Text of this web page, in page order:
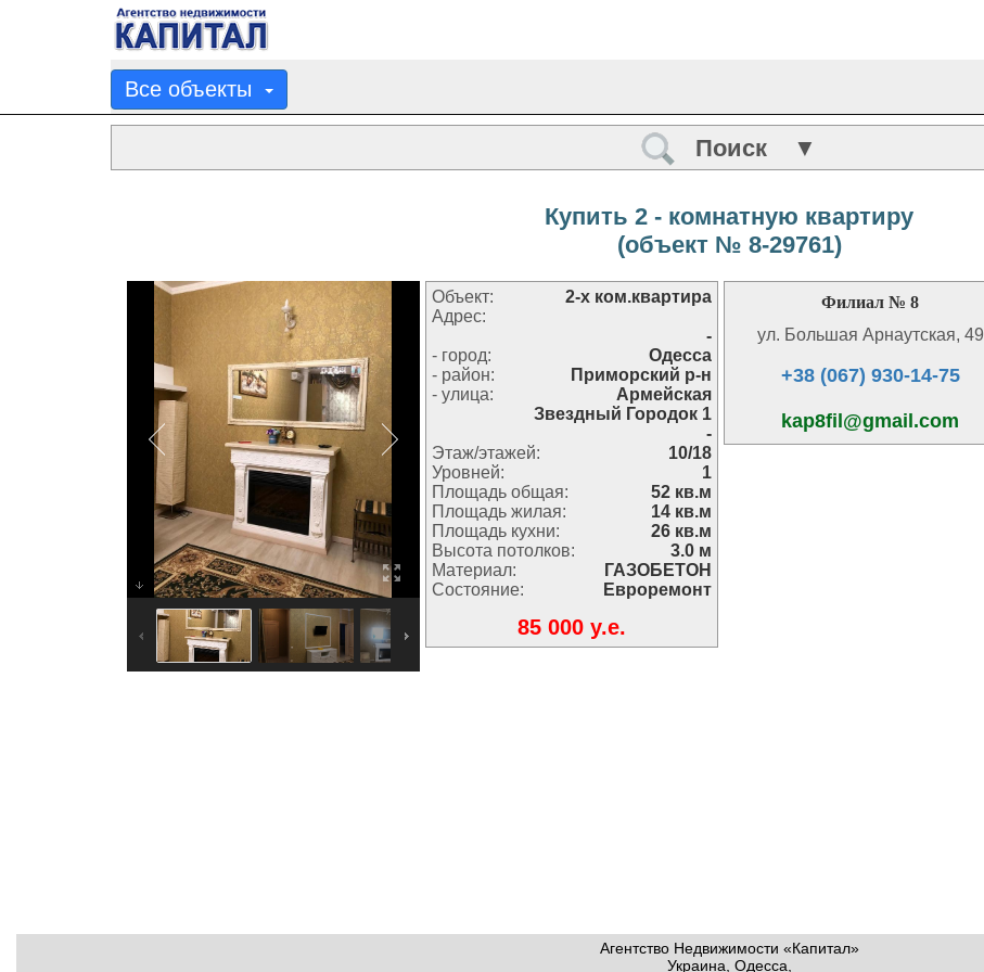
Все объекты
Поиск ▼
Купить 2 - комнатную квартиру
(объект № 8-29761)
Объект:
2-х ком.квартира
Адрес:
-
- город:
Одесса
- район:
Приморский р-н
- улица:
Армейская
Звездный Городок 1
-
Этаж/этажей:
10/18
Уровней:
1
Площадь общая:
52 кв.м
Площадь жилая:
14 кв.м
Площадь кухни:
26 кв.м
Высота потолков:
3.0 м
Материал:
ГАЗОБЕТОН
Состояние:
Евроремонт
85 000 y.e.
Филиал № 8
ул. Большая Арнаутская, 49
+38 (067) 930-14-75
kap8fil@gmail.com
Агентство Недвижимости «Капитал»
Украина, Одесса,